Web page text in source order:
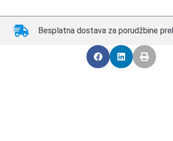
Besplatna dostava za porudžbine